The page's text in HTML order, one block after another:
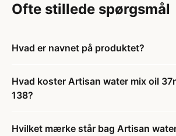
Ofte stillede spørgsmål
Hvad er navnet på produktet?
Hvad koster Artisan water mix oil
138?
Hvilket mærke står bag Artisan